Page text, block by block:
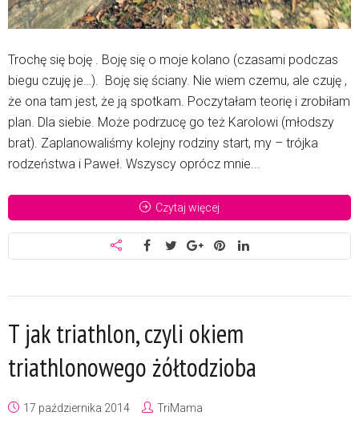
Trochę się boję . Boję się o moje kolano (czasami podczas
biegu czuję je…). Boję się ściany. Nie wiem czemu, ale czuję ,
że ona tam jest, że ją spotkam. Poczytałam teorię i zrobiłam
plan. Dla siebie. Może podrzucę go też Karolowi (młodszy
brat). Zaplanowaliśmy kolejny rodziny start, my – trójka
rodzeństwa i Paweł. Wszyscy oprócz mnie...
Czytaj więcej
T jak triathlon, czyli okiem
triathlonowego żółtodzioba
17 października 2014 TriMama